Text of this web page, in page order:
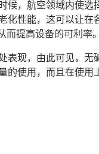
候，航空领域内使
化性能，这可以让
而提高设备的可利率。
表现，由此可见，
的使用，而且在使